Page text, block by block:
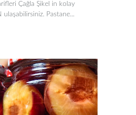
Çağla Şikel in kolay
Pastane...